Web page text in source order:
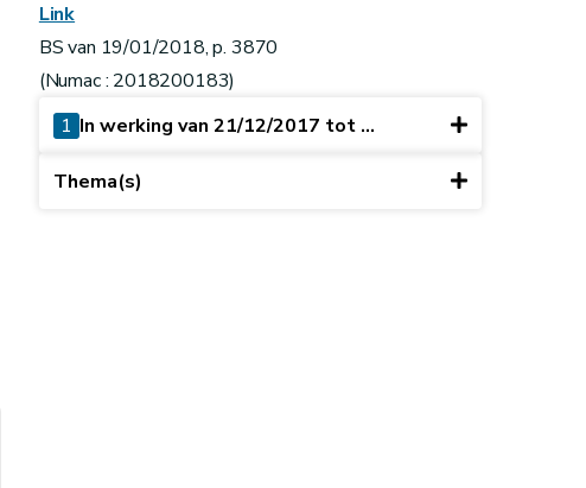
Link
BS van 19/01/2018, p. 3870
(Numac : 2018200183)
1 In werking van 21/12/2017 tot ...
Thema(s)